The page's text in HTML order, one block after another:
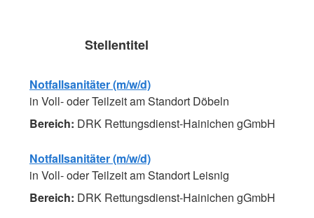
Stellentitel
Notfallsanitäter (m/w/d)
in Voll- oder Teilzeit am Standort Döbeln
DRK Rettungsdienst-Hainichen gGmbH
Notfallsanitäter (m/w/d)
in Voll- oder Teilzeit am Standort Leisnig
DRK Rettungsdienst-Hainichen gGmbH